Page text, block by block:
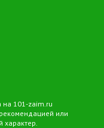
важно подходить к
Перед подачей
читайте отзывы
займа.
на 101-zaim.ru
или
характер.